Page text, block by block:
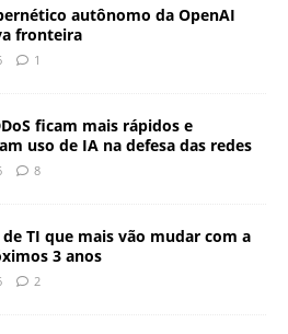
autônomo da OpenAI
fronteira
1
ficam mais rápidos e
uso de IA na defesa das redes
8
de TI que mais vão mudar com a
3 anos
2